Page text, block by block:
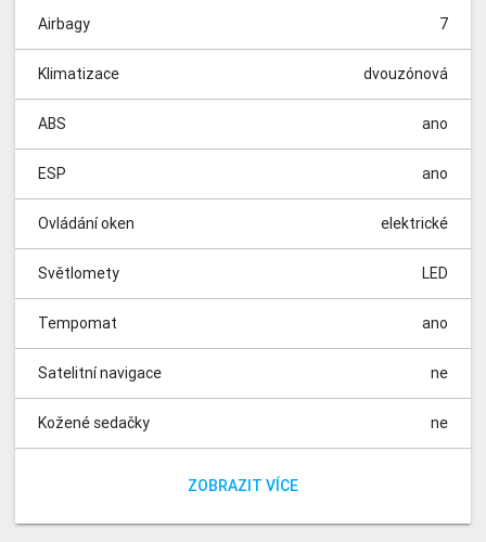
Airbagy 7
Klimatizace dvouzónová
ABS ano
ESP ano
Ovládání oken elektrické
Světlomety LED
Tempomat ano
Satelitní navigace ne
Kožené sedačky ne
ZOBRAZIT VÍCE